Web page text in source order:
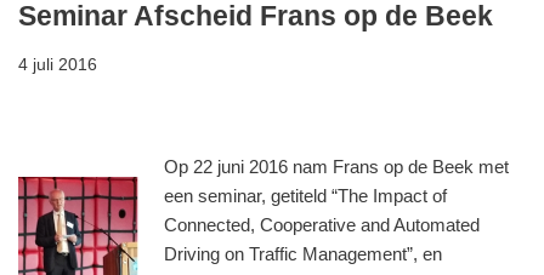
Seminar Afscheid Frans op de Beek
4 juli 2016
Op 22 juni 2016 nam Frans op de Beek met
een seminar, getiteld “The Impact of
Connected, Cooperative and Automated
Driving on Traffic Management”, en